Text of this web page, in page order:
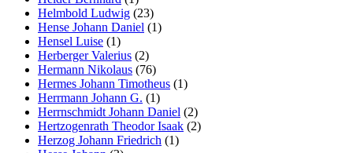
Helmbold Ludwig (23)
Hense Johann Daniel (1)
Hensel Luise (1)
Herberger Valerius (2)
Hermann Nikolaus (76)
Hermes Johann Timotheus (1)
Herrmann Johann G. (1)
Herrnschmidt Johann Daniel (2)
Hertzogenrath Theodor Isaak (2)
Herzog Johann Friedrich (1)